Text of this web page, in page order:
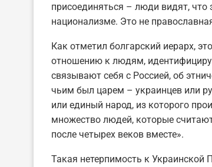
присоединяться – люди видят, что
национализме. Это не
Как отметил болгарский иерарх,
отношению к людям,
связывают себя с Россией, об
чьим был царем – украинцев или
или единый народ, из которого
множество людей, которые
после четырех веков вместе».
Такая нетерпимость к Украинской